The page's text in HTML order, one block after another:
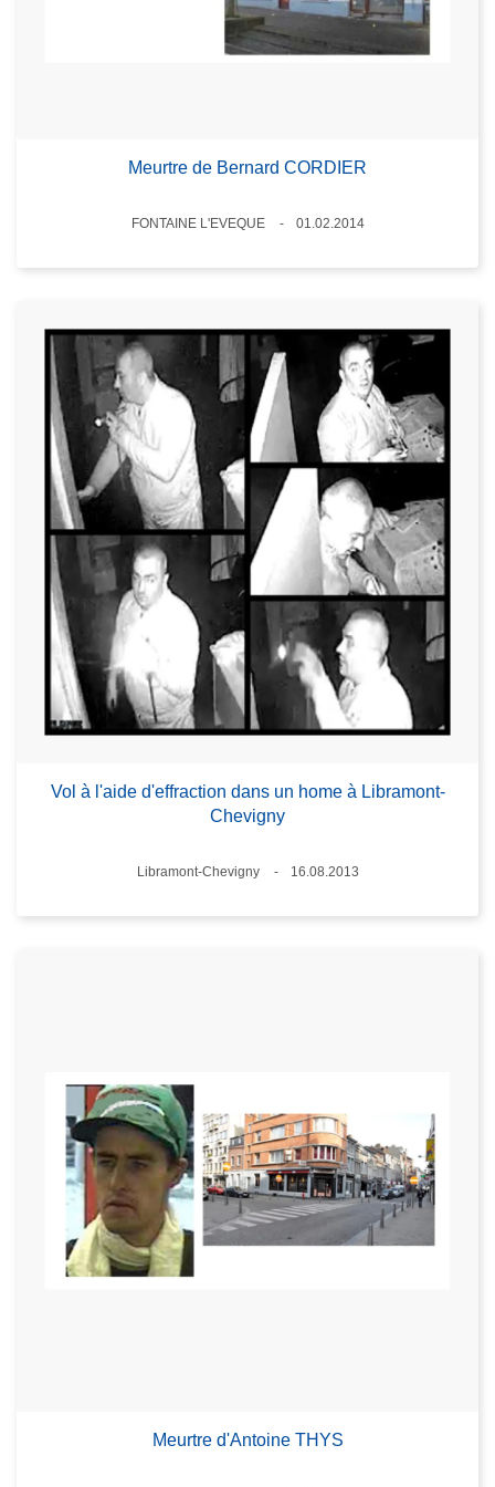
Meurtre de Bernard CORDIER
Lieux
FONTAINE L'EVEQUE
01.02.2014
Vol à l'aide d'effraction dans un home à Libramont-
Chevigny
Lieux
Libramont-Chevigny
16.08.2013
Meurtre d'Antoine THYS